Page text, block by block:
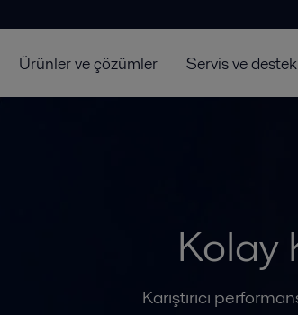
Ürünler ve çözümler Servis ve destek
Kolay
Karıştırıcı